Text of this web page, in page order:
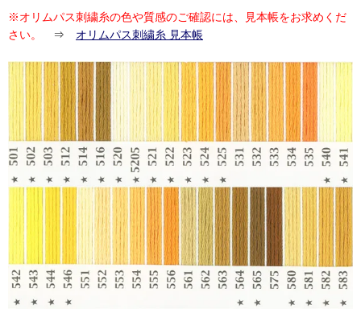
※オリムパス刺繍糸の色や質感のご確認には、見本帳をお求めくだ
さい。
⇒ オリムパス刺繍糸 見本帳